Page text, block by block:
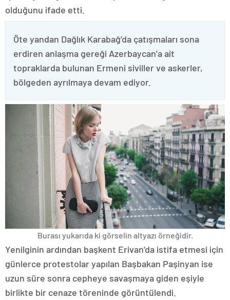
olduğunu ifade etti.
Öte yandan Dağlık Karabağ’da çatışmaları sona
erdiren anlaşma gereği Azerbaycan’a ait
topraklarda bulunan Ermeni siviller ve askerler,
bölgeden ayrılmaya devam ediyor.
Burası yukarıda ki görselin altyazı örneğidir.
Yenilginin ardından başkent Erivan’da istifa etmesi için
günlerce protestolar yapılan Başbakan Paşinyan ise
uzun süre sonra cepheye savaşmaya giden eşiyle
birlikte bir cenaze töreninde görüntülendi.